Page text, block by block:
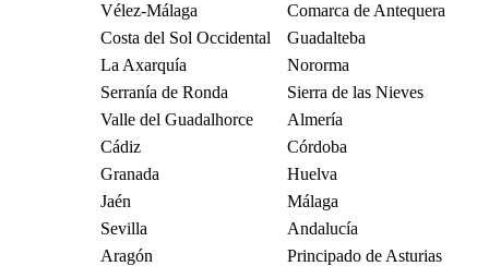
Vélez-Málaga
Comarca de Antequera
Costa del Sol Occidental
Guadalteba
La Axarquía
Nororma
Serranía de Ronda
Sierra de las Nieves
Valle del Guadalhorce
Almería
Cádiz
Córdoba
Granada
Huelva
Jaén
Málaga
Sevilla
Andalucía
Aragón
Principado de Asturias